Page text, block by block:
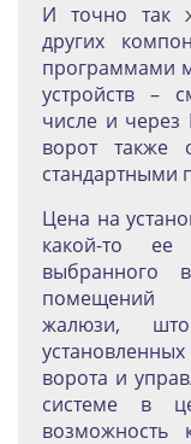
И точно так
других
программами
устройств –
числе и через
ворот также
стандартными
Цена на
какой-то
выбранного
помещений
жалюзи,
ворота и
системе в